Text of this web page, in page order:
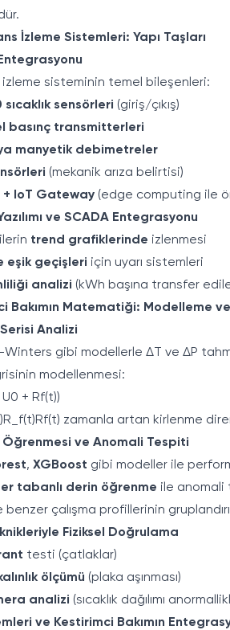
İzleme Sistemleri: Yapı Taşları
izleme sisteminin temel bileşenleri:
sıcaklık sensörleri (giriş/çıkış)
basınç transmitterleri
manyetik debimetreler
(mekanik arıza belirtisi)
IoT Gateway (edge computing ile
ve SCADA Entegrasyonu
trend grafiklerinde izlenmesi
eşik geçişleri için uyarı sistemleri
analizi (kWh başına transfer
Bakımın Matematiği: Modelleme
Analizi
Winters gibi modellerle ΔT ve ΔP
modellenmesi:
+ Rf(t))
zamanla artan kirlenme
Öğrenmesi ve Anomali Tespiti
, XGBoost gibi modeller ile
tabanlı derin öğrenme ile anomali
benzer çalışma profillerinin
Fiziksel Doğrulama
testi (çatlaklar)
ölçümü (plaka aşınması)
analizi (sıcaklık dağılımı
ve Kestirimci Bakımın